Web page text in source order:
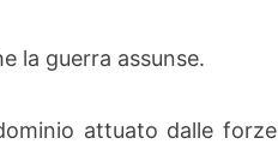
la guerra assunse.
attuato dalle forze